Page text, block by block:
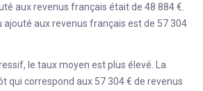
aux revenus français était de 48 884 €.
ajouté aux revenus français est de 57 304
le taux moyen est plus élevé. La
qui correspond aux 57 304 € de revenus